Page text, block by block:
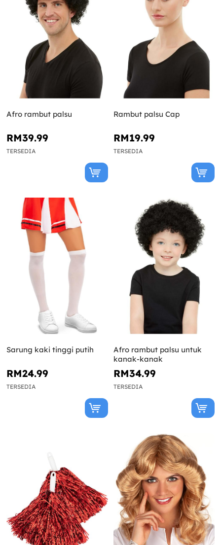
Afro rambut palsu
RM39.99
TERSEDIA
Rambut palsu Cap
RM19.99
TERSEDIA
Sarung kaki tinggi putih
RM24.99
TERSEDIA
Afro rambut palsu untuk
kanak-kanak
RM34.99
TERSEDIA